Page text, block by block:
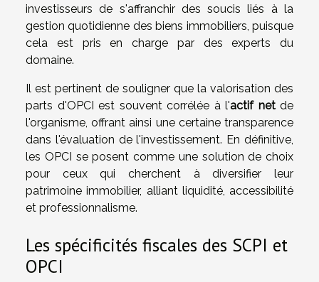
investisseurs de s'affranchir des soucis liés à la
gestion quotidienne des biens immobiliers, puisque
cela est pris en charge par des experts du
domaine.
Il est pertinent de souligner que la valorisation des
parts d'OPCI est souvent corrélée à l'actif netde
l'organisme, offrant ainsi une certaine transparence
dans l'évaluation de l'investissement. En définitive,
les OPCI se posent comme une solution de choix
pour ceux qui cherchent à diversifier leur
patrimoine immobilier, alliant liquidité, accessibilité
et professionnalisme.
Les spécificités fiscales des SCPI et
OPCI